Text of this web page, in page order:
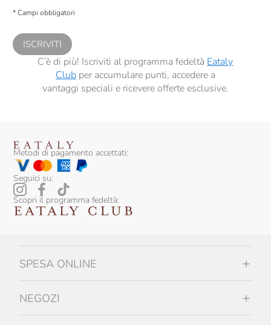
comunicazioni commerciali personalizzate, in caso di consenso prestato ai
* Campi obbligatori
ISCRIVITI
C’è di più! Iscriviti al programma fedeltà Eataly
Clubper accumulare punti, accedere a
vantaggi speciali e ricevere offerte esclusive.
Metodi di pagamento accettati:
Seguici su:
Scopri il programma fedeltà:
SPESA ONLINE
NEGOZI